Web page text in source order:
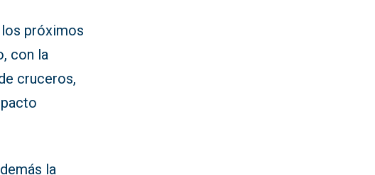
próximos
con la
cruceros,
la